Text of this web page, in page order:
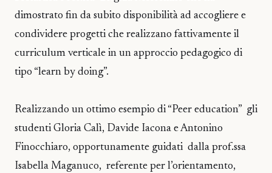
dimostrato fin da subito disponibilità ad accogliere e
condividere progetti che realizzano fattivamente il
curriculum verticale in un approccio pedagogico di
tipo “learn by doing”.
Realizzando un ottimo esempio di “Peer education” gli
studenti Gloria Calì, Davide Iacona e Antonino
Finocchiaro, opportunamente guidati dalla prof.ssa
Isabella Maganuco, referente per l’orientamento,